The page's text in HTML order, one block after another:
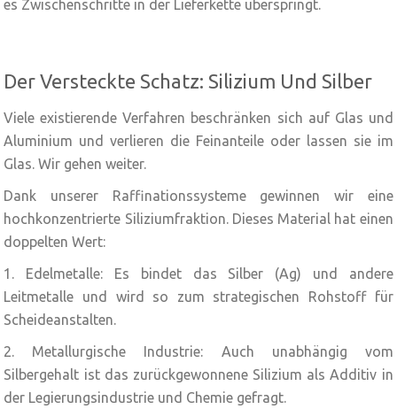
es Zwischenschritte in der Lieferkette überspringt.
Der Versteckte Schatz: Silizium Und Silber
Viele existierende Verfahren beschränken sich auf Glas und
Aluminium und verlieren die Feinanteile oder lassen sie im
Glas. Wir gehen weiter.
Dank unserer Raffinationssysteme gewinnen wir eine
hochkonzentrierte Siliziumfraktion. Dieses Material hat einen
doppelten Wert:
1. Edelmetalle: Es bindet das Silber (Ag) und andere
Leitmetalle und wird so zum strategischen Rohstoff für
Scheideanstalten.
2. Metallurgische Industrie: Auch unabhängig vom
Silbergehalt ist das zurückgewonnene Silizium als Additiv in
der Legierungsindustrie und Chemie gefragt.